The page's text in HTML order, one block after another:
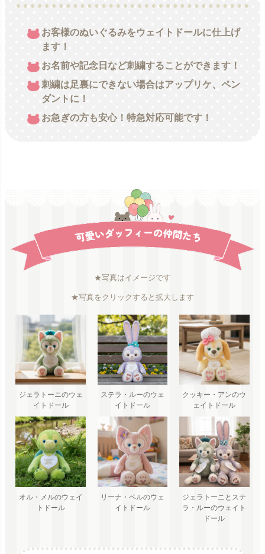
お客様のぬいぐるみをウェイトドールに仕上げ
ます！
お名前や記念日など刺繍することができます！
刺繍は足裏にできない場合はアップリケ、ペン
ダントに！
お急ぎの方も安心！特急対応可能です！
★写真はイメージです
★写真をクリックすると拡大します
ジェラトーニのウェ
イトドール
ステラ・ルーのウェ
イトドール
クッキー・アンのウ
ェイトドール
オル・メルのウェイ
トドール
リーナ・ベルのウェ
イトドール
ジェラトーニとステ
ラ・ルーのウェイト
ドール